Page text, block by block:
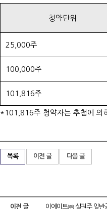
청약단위
25,000주
100,000주
101,816주
*101,816주 청약자는 추첨에 의
목록 이전 글 다음 글
이전 글 이에이트㈜ 실권주 일반